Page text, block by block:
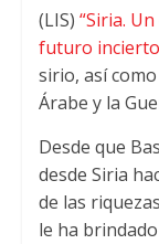
(LIS) “Siria.
futuro
sirio, así
Árabe y la
Desde que
desde Siria
de las
le ha